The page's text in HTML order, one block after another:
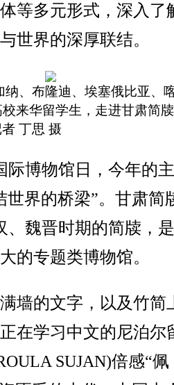
等多元形式，深入了
世界的深厚联结。
纳、布隆迪、埃塞俄比亚、
来华留学生，走进甘肃简
丁思 摄
博物馆日，今年的
世界的桥梁”。甘肃简
、魏晋时期的简牍，
的专题类博物馆。
的文字，以及竹简
在学习中文的尼泊尔
SUJAN)倍感“佩